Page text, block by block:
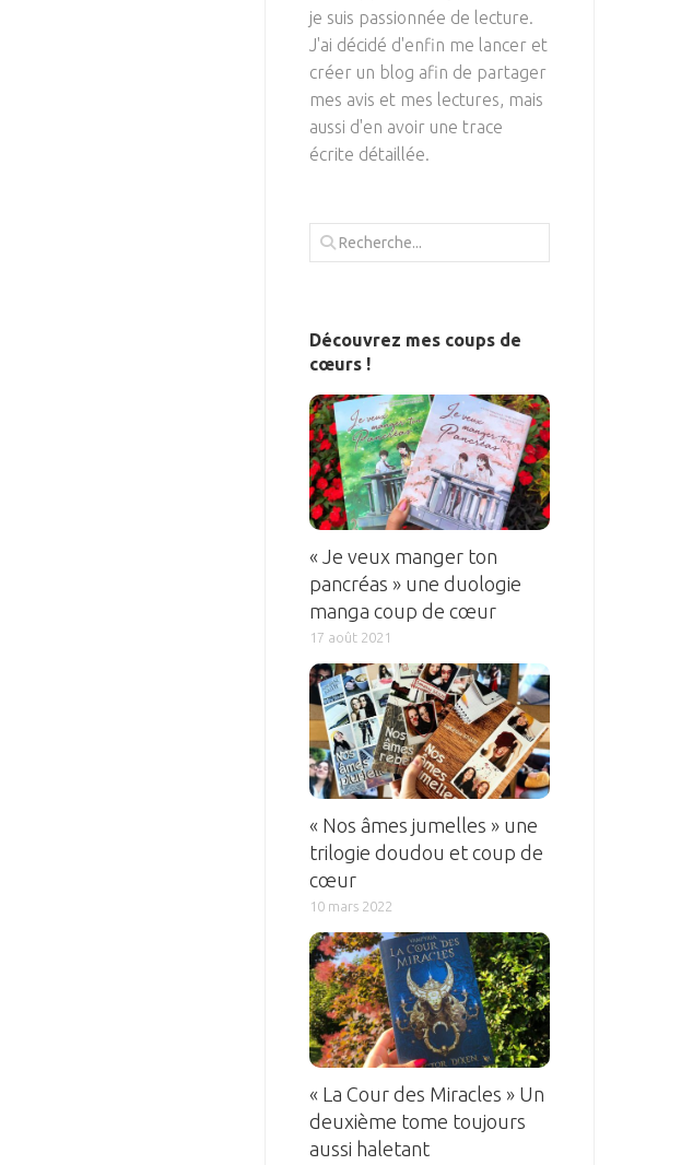
je suis passionnée de lecture.
J'ai décidé d'enfin me lancer et
créer un blog afin de partager
mes avis et mes lectures, mais
aussi d'en avoir une trace
écrite détaillée.
Découvrez mes coups de
cœurs !
« Je veux manger ton
pancréas » une duologie
manga coup de cœur
17 août 2021
« Nos âmes jumelles » une
trilogie doudou et coup de
cœur
10 mars 2022
« La Cour des Miracles » Un
deuxième tome toujours
aussi haletant